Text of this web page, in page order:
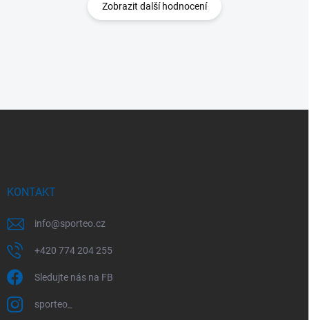
Zobrazit další hodnocení
KONTAKT
info@sporteo.cz
+420 774 204 255
Sledujte nás na FB
sporteo_